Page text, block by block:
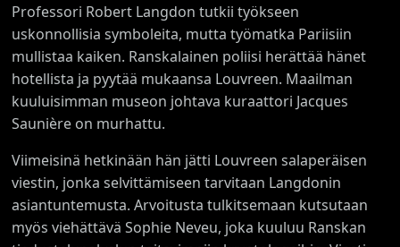
Professori Robert Langdon tutkii työkseen
uskonnollisia symboleita, mutta työmatka Pariisiin
mullistaa kaiken. Ranskalainen poliisi herättää hänet
hotellista ja pyytää mukaansa Louvreen. Maailman
kuuluisimman museon johtava kuraattori Jacques
Saunière on murhattu.
Viimeisinä hetkinään hän jätti Louvreen salaperäisen
viestin, jonka selvittämiseen tarvitaan Langdonin
asiantuntemusta. Arvoitusta tulkitsemaan kutsutaan
myös viehättävä Sophie Neveu, joka kuuluu Ranskan